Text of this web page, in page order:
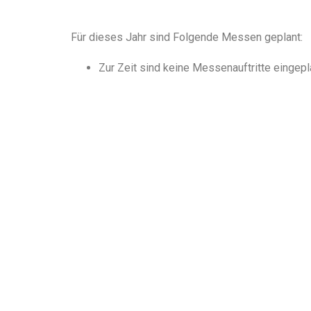
Für dieses Jahr sind Folgende Messen geplant:
Zur Zeit sind keine Messenauftritte